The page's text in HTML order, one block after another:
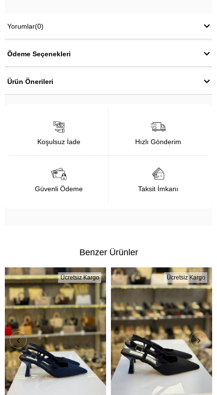
Yorumlar(0)
Ödeme Seçenekleri
Ürün Önerileri
Koşulsuz İade Hızlı Gönderim
Güvenli Ödeme Taksit İmkanı
Benzer Ürünler
Ücretsiz Kargo Ücretsiz Kargo